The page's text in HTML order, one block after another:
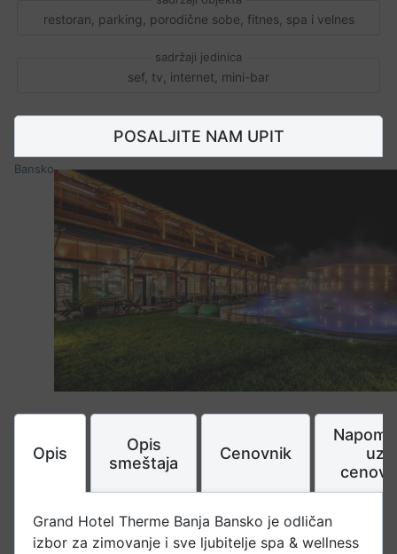
restoran, parking, porodične sobe, fitnes, spa i velnes
sef, tv, internet, mini-bar
POSALJITE NAM UPIT
Bansko
Opis
Opis
smeštaja
Cenovnik
uz
Grand Hotel Therme Banja Bansko je odličan
izbor za zimovanje i sve ljubitelje spa & wellness